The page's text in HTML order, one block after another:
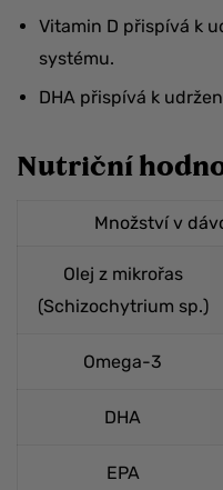
Vitamin D přispívá k
systému.
DHA přispívá k
Nutriční
Množství v
Olej z mikrořas
(Schizochytrium sp.)
Omega-3
DHA
EPA